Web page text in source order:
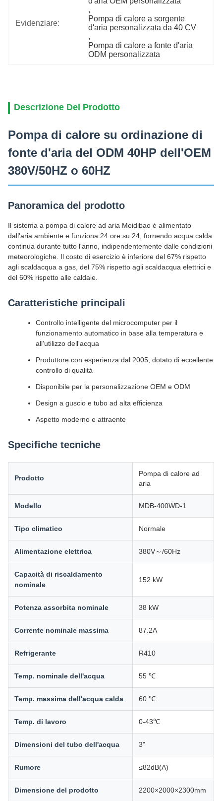
Evidenziare:
,
Pompa di calore a sorgente
d'aria personalizzata da 40 CV
,
Pompa di calore a fonte d'aria
ODM personalizzata
Descrizione Del Prodotto
Pompa di calore su ordinazione di
fonte d'aria del ODM 40HP dell'OEM
380V/50HZ o 60HZ
Panoramica del prodotto
Il sistema a pompa di calore ad aria Meidibao è alimentato
dall'aria ambiente e funziona 24 ore su 24, fornendo acqua calda
continua durante tutto l'anno, indipendentemente dalle condizioni
meteorologiche. Il costo di esercizio è inferiore del 67% rispetto
agli scaldacqua a gas, del 75% rispetto agli scaldacqua elettrici e
del 60% rispetto alle caldaie.
Caratteristiche principali
Controllo intelligente del microcomputer per il
funzionamento automatico in base alla temperatura e
all'utilizzo dell'acqua
Produttore con esperienza dal 2005, dotato di eccellente
controllo di qualità
Disponibile per la personalizzazione OEM e ODM
Design a guscio e tubo ad alta efficienza
Aspetto moderno e attraente
Specifiche tecniche
Prodotto
Pompa di calore ad
aria
Modello MDB-400WD-1
Tipo climatico Normale
Alimentazione elettrica 380V～/60Hz
Capacità di riscaldamento
nominale
152 kW
Potenza assorbita nominale 38 kW
Corrente nominale massima 87.2A
Refrigerante R410
Temp. nominale dell'acqua 55 ℃
Temp. massima dell'acqua calda 60 ℃
Temp. di lavoro 0-43℃
Dimensioni del tubo dell'acqua 3"
Rumore ≤82dB(A)
Dimensione del prodotto 2200×2000×2300mm